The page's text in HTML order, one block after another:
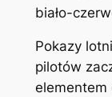
biało-
Pokazy
pilotów
elementem